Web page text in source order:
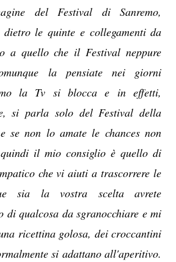
del Festival di Sanremo,
le quinte e collegamenti da
a quello che il Festival neppure
la pensiate nei giorni
la Tv si blocca e in effetti,
si parla solo del Festival della
se non lo amate le chances non
il mio consiglio è quello di
che vi aiuti a trascorrere le
sia la vostra scelta avrete
di qualcosa da sgranocchiare e mi
ricettina golosa, dei croccantini
si adattano all'aperitivo.